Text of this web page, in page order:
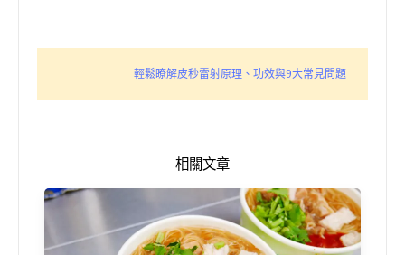
輕鬆瞭解皮秒雷射原理、功效與9大常見問題
相關文章